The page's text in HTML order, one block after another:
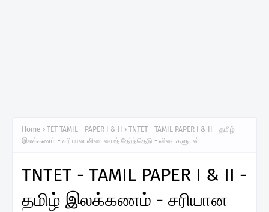
Home TET TAMIL - PAPER I & II
TNTET - TAMIL PAPER I & II - தமிழ்
இலக்கணம் - சரியான விடையைத் தேர்ந்தெடு - விடைகளுடன்
TNTET - TAMIL PAPER I & II -
தமிழ் இலக்கணம் - சரியான